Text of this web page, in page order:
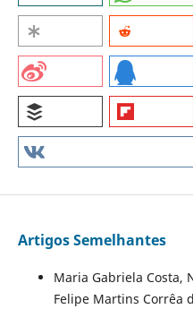
Artigos Semelhantes
Maria Gabriela Costa,
Felipe Martins Corrêa